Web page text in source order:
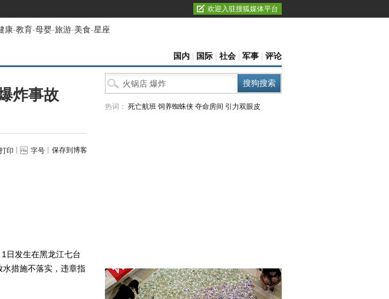
欢迎入驻搜狐媒体平台
康-教育-母婴-旅游-美食-星座
国内 国际 社会 军事 评论
炸事故
打印 字号 保存到博客
日发生在黑龙江七台
措施不落实，违章指
热词： 死亡航班 饲养蜘蛛侠 夺命房间 引力双眼皮